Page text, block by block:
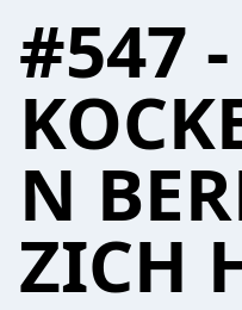
#547 -
N
ZICH